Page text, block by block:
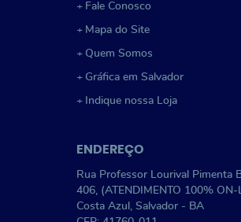
Fale Conosco
Mapa do Site
Quem Somos
Gráfica em Salvador
Indique nossa Loja
ENDEREÇO
Rua Professor Lourival Pimenta
406, (ATENDIMENTO 100% ON-
Costa Azul, Salvador - BA